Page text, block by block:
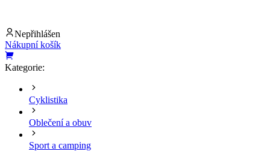
Nepřihlášen
Nákupní košík
Kategorie:
Cyklistika
Oblečení a obuv
Sport a camping